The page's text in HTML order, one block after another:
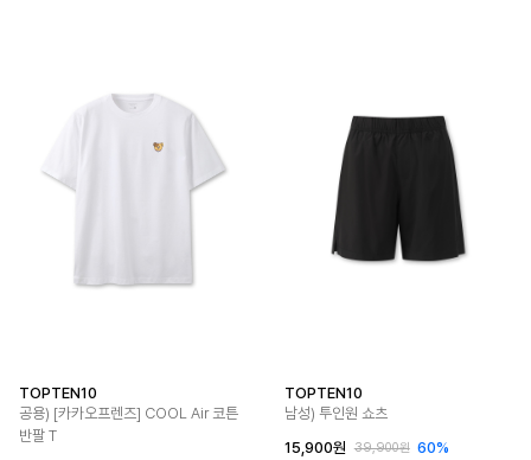
TOPTEN10
공용) [카카오프렌즈] COOL Air 코튼
반팔 T
TOPTEN10
남성) 투인원 쇼츠
15,900원
39,900원 60%